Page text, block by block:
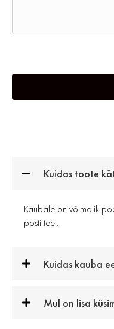
Kuidas toote
Kaubale on võimalik
posti teel.
Kuidas kauba
Mul on lisa